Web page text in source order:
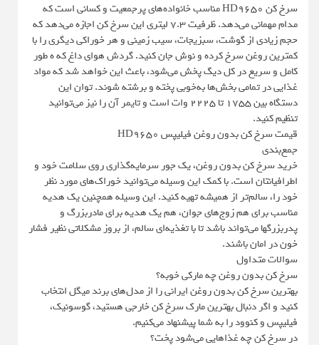
سرخ کن HD9650 مناسب خانواده‌های پرجمعیت و کسانی است که
مدام مهمانی می‌دهد. ظرفیت ۷.۳ لیتری این سرخ کن اجازه می‌دهد که
حجم زیادی از گوشت، سبزیجات، سیب زمینی و هر خوراکی دیگری را با
کمترین روغن سرخ کرده و نوش جان کنید. گردش هوای داغ که ه طور
کامل و سریع در کل دیگ پخش می‌شود، باعث این خواهد شد که مواد
غذایی در تمامی بخش‌ها به‌خوبی پخته و برشته شوند. توان این
دستگاه بین ۱۷۵۵ تا ۲۲۲۵ وات است و تایمر آن را نیز می‌توانید
تنظیم کنید.
قیمت سرخ کن بدون روغن فیلیپس HD9650
جمع‌بندی
خرید سرخ کن بدون روغن، یک ‌جور سرمایه‌گذاری روی سلامت خود و
اطرافیانتان است. با کمک این وسیله می‌توانید خوراک‌های مورد نظر
خود را، سالم‌تر از همیشه تهیه کنید. این وسیله همچنین یک هدیه
مناسب برای هم زوج‌های جوان، هم یک هدیه برای مادربزرگ و
پدربزرگها می‌تواند باشد تا با تغذیه‌ای سالم‌، از بروز مشکلاتی نظیر فشار
خون در امان باشند.
سوالات متداول
سرخ کن بدون روغن چه مارکی خوبه؟
بهترین سرخ کن بدون روغن ایرانی را از مدل‌های برند میگل انتخاب
کنید و اگر دنبال بهترین مارک سرخ کن خارجی هستید، گوسونیک،
فیلیپس و کنوود را به شما پیشنهاد می‌کنیم.
در سرخ کن چه غذاهایی می‌شود پخت؟